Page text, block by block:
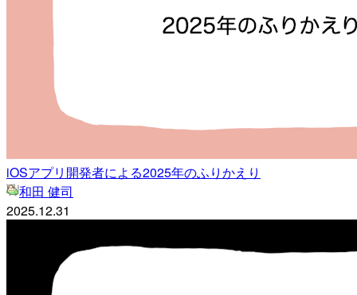
iOSアプリ開発者による2025年のふりかえり
和田 健司
2025.12.31